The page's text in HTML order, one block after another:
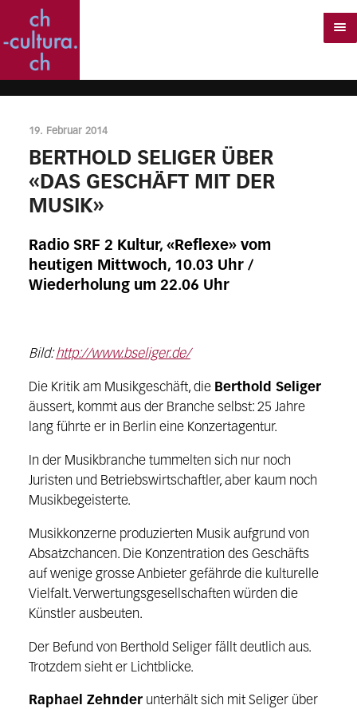
19. Februar 2014
BERTHOLD SELIGER ÜBER
«DAS GESCHÄFT MIT DER
MUSIK»
Radio SRF 2 Kultur, «Reflexe» vom
heutigen Mittwoch, 10.03 Uhr /
Wiederholung um 22.06 Uhr
Bild:http://www.bseliger.de/
Die Kritik am Musikgeschäft, die Berthold Seliger
äussert, kommt aus der Branche selbst: 25 Jahre
lang führte er in Berlin eine Konzertagentur.
In der Musikbranche tummelten sich nur noch
Juristen und Betriebswirtschaftler, aber kaum noch
Musikbegeisterte.
Musikkonzerne produzierten Musik aufgrund von
Absatzchancen. Die Konzentration des Geschäfts
auf wenige grosse Anbieter gefährde die kulturelle
Vielfalt. Verwertungsgesellschaften würden die
Künstler ausbeuten.
Der Befund von Berthold Seliger fällt deutlich aus.
Trotzdem sieht er Lichtblicke.
Raphael Zehnderunterhält sich mit Seliger über